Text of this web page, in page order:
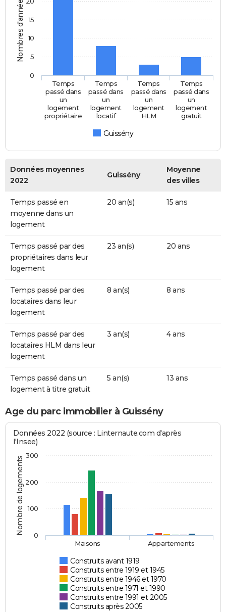
Nombres d'années
Guissény
Temps
passé dans
un
logement
propriétaire
Temps
passé dans
un
logement
locatif
Temps
passé dans
un
logement
HLM
Temps
passé dans
un
logement
gratuit
0
5
10
15
Données moyennes
2022
Guissény
Moyenne
des villes
Temps passé en
moyenne dans un
logement
20 an(s) 15 ans
Temps passé par des
propriétaires dans leur
logement
23 an(s) 20 ans
Temps passé par des
locataires dans leur
logement
8 an(s) 8 ans
Temps passé par des
locataires HLM dans leur
logement
3 an(s) 4 ans
Temps passé dans un
logement à titre gratuit
5 an(s) 13 ans
Age du parc immobilier à Guissény
Nombre de logements
Données 2022 (source : Linternaute.com d'après
l'Insee)
Construits avant 1919
Construits entre 1919 et 1945
Construits entre 1946 et 1970
Construits entre 1971 et 1990
Construits entre 1991 et 2005
Construits après 2005
Maisons Appartements
0
100
200
300